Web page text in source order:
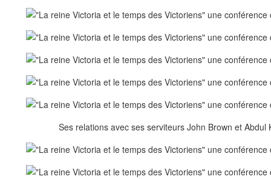
Ses relations avec ses serviteurs John Brown et Abdul